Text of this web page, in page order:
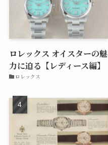
ロレックス オイスターの魅
力に迫る【レディース編】
ロレックス